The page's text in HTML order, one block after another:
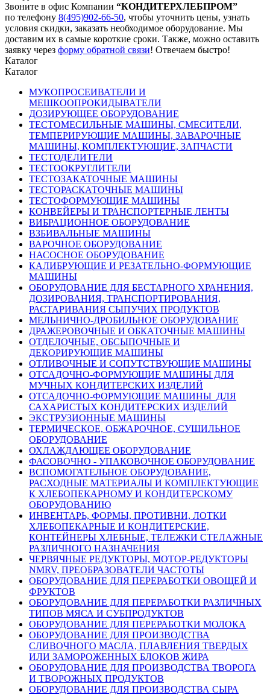
Звоните в офис Компании “КОНДИТЕРХЛЕБПРОМ”
по телефону 8(495)902-66-50, чтобы уточнить цены, узнать
условия скидки, заказать необходимое оборудование. Мы
доставим их в самые короткие сроки. Также, можно оставить
заявку через форму обратной связи! Отвечаем быстро!
Каталог
Каталог
МУКОПРОСЕИВАТЕЛИ И
МЕШКООПРОКИДЫВАТЕЛИ
ДОЗИРУЮЩЕЕ ОБОРУДОВАНИЕ
ТЕСТОМЕСИЛЬНЫЕ МАШИНЫ, СМЕСИТЕЛИ,
ТЕМПЕРИРУЮЩИЕ МАШИНЫ, ЗАВАРОЧНЫЕ
МАШИНЫ, КОМПЛЕКТУЮЩИЕ, ЗАПЧАСТИ
ТЕСТОДЕЛИТЕЛИ
ТЕСТООКРУГЛИТЕЛИ
ТЕСТОЗАКАТОЧНЫЕ МАШИНЫ
ТЕСТОРАСКАТОЧНЫЕ МАШИНЫ
ТЕСТОФОРМУЮЩИЕ МАШИНЫ
КОНВЕЙЕРЫ И ТРАНСПОРТЕРНЫЕ ЛЕНТЫ
ВИБРАЦИОННОЕ ОБОРУДОВАНИЕ
ВЗБИВАЛЬНЫЕ МАШИНЫ
ВАРОЧНОЕ ОБОРУДОВАНИЕ
НАСОСНОЕ ОБОРУДОВАНИЕ
КАЛИБРУЮЩИЕ И РЕЗАТЕЛЬНО-ФОРМУЮЩИЕ
МАШИНЫ
ОБОРУДОВАНИЕ ДЛЯ БЕСТАРНОГО ХРАНЕНИЯ,
ДОЗИРОВАНИЯ, ТРАНСПОРТИРОВАНИЯ,
РАСТАРИВАНИЯ СЫПУЧИХ ПРОДУКТОВ
МЕЛЬНИЧНО-ДРОБИЛЬНОЕ ОБОРУДОВАНИЕ
ДРАЖЕРОВОЧНЫЕ И ОБКАТОЧНЫЕ МАШИНЫ
ОТДЕЛОЧНЫЕ, ОБСЫПОЧНЫЕ И
ДЕКОРИРУЮЩИЕ МАШИНЫ
ОТЛИВОЧНЫЕ И СОПУТСТВУЮЩИЕ МАШИНЫ
ОТСАДОЧНО-ФОРМУЮЩИЕ МАШИНЫ ДЛЯ
МУЧНЫХ КОНДИТЕРСКИХ ИЗДЕЛИЙ
ОТСАДОЧНО-ФОРМУЮЩИЕ МАШИНЫ ДЛЯ
САХАРИСТЫХ КОНДИТЕРСКИХ ИЗДЕЛИЙ
ЭКСТРУЗИОННЫЕ МАШИНЫ
ТЕРМИЧЕСКОЕ, ОБЖАРОЧНОЕ, СУШИЛЬНОЕ
ОБОРУДОВАНИЕ
ОХЛАЖДАЮЩЕЕ ОБОРУДОВАНИЕ
ФАСОВОЧНО - УПАКОВОЧНОЕ ОБОРУДОВАНИЕ
ВСПОМОГАТЕЛЬНОЕ ОБОРУДОВАНИЕ,
РАСХОДНЫЕ МАТЕРИАЛЫ И КОМПЛЕКТУЮЩИЕ
К ХЛЕБОПЕКАРНОМУ И КОНДИТЕРСКОМУ
ОБОРУДОВАНИЮ
ИНВЕНТАРЬ, ФОРМЫ, ПРОТИВНИ, ЛОТКИ
ХЛЕБОПЕКАРНЫЕ И КОНДИТЕРСКИЕ,
КОНТЕЙНЕРЫ ХЛЕБНЫЕ, ТЕЛЕЖКИ СТЕЛАЖНЫЕ
РАЗЛИЧНОГО НАЗНАЧЕНИЯ
ЧЕРВЯЧНЫЕ РЕДУКТОРЫ, МОТОР-РЕДУКТОРЫ
NMRV, ПРЕОБРАЗОВАТЕЛИ ЧАСТОТЫ
ОБОРУДОВАНИЕ ДЛЯ ПЕРЕРАБОТКИ ОВОЩЕЙ И
ФРУКТОВ
ОБОРУДОВАНИЕ ДЛЯ ПЕРЕРАБОТКИ РАЗЛИЧНЫХ
ТИПОВ МЯСА И СУБПРОДУКТОВ
ОБОРУДОВАНИЕ ДЛЯ ПЕРЕРАБОТКИ МОЛОКА
ОБОРУДОВАНИЕ ДЛЯ ПРОИЗВОДСТВА
СЛИВОЧНОГО МАСЛА, ПЛАВЛЕНИЯ ТВЕРДЫХ
ИЛИ ЗАМОРОЖЕННЫХ БЛОКОВ ЖИРА
ОБОРУДОВАНИЕ ДЛЯ ПРОИЗВОДСТВА ТВОРОГА
И ТВОРОЖНЫХ ПРОДУКТОВ
ОБОРУДОВАНИЕ ДЛЯ ПРОИЗВОДСТВА СЫРА